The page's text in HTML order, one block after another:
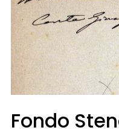
Fondo